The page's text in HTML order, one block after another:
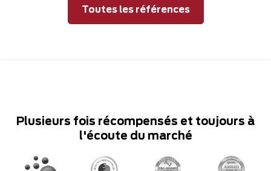
Toutes les références
Plusieurs fois récompensés et toujours à
l'écoute du marché